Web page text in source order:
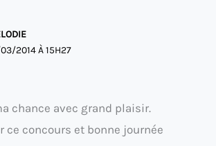
2014 À 15H27
chance avec grand plaisir.
ce concours et bonne journée